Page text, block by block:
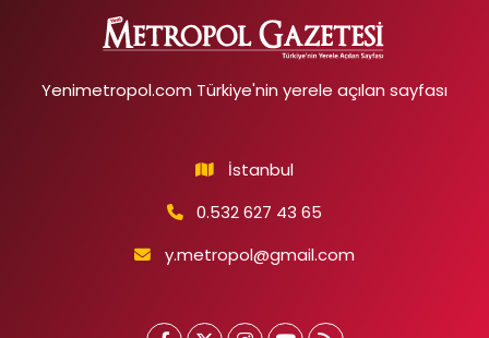
Yenimetropol.com Türkiye'nin yerele açılan sayfası
İstanbul
0.532 627 43 65
y.metropol@gmail.com